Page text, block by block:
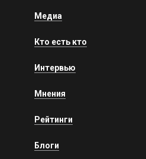
Медиа
Кто есть кто
Интервью
Мнения
Рейтинги
Блоги